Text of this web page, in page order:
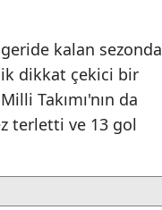
kalan sezonda
dikkat çekici bir
Takımı'nın da
terletti ve 13 gol